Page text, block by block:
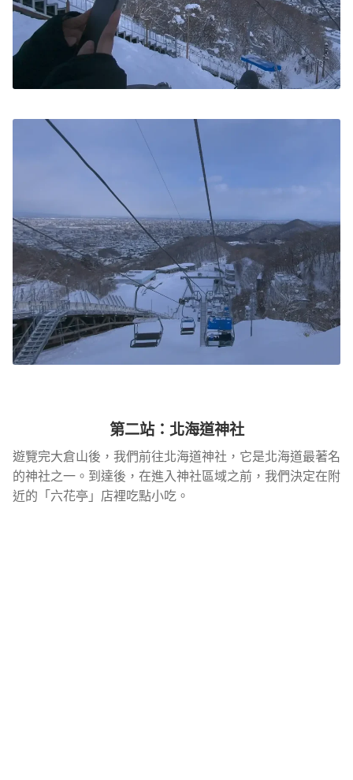
第二站：北海道神社
遊覽完大倉山後，我們前往北海道神社，它是北海道最著名
的神社之一。到達後，在進入神社區域之前，我們決定在附
近的「六花亭」店裡吃點小吃。